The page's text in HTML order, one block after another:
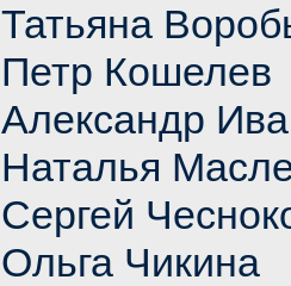
Татьяна
Петр Кошелев
Александр
Наталья
Сергей
Ольга Чикина